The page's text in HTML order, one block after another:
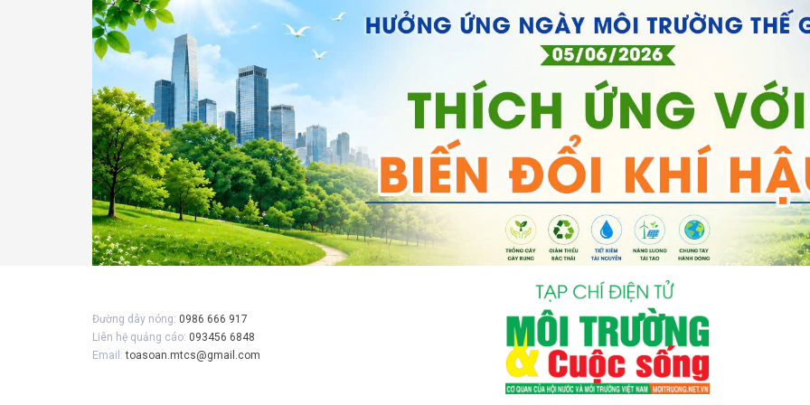
Đường dây nóng: 0986 666 917
Liên hệ quảng cáo: 093456 6848
Email:toasoan.mtcs@gmail.com
Gửi bình luận